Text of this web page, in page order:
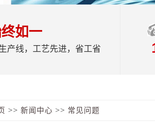
如一
产线，工艺先进，省工省
>> 新闻中心 >> 常见问题